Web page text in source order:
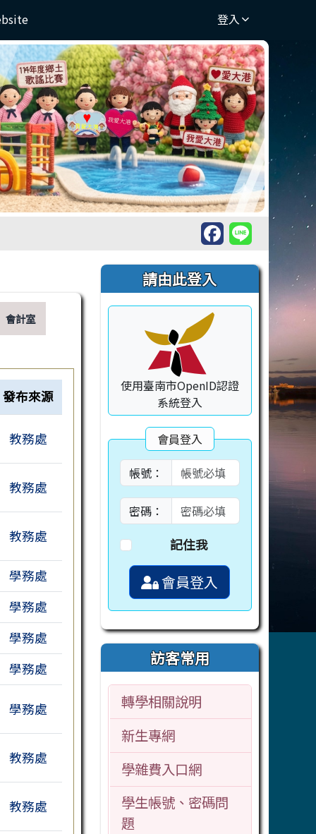
登入
會計室
發布來源
教務處
教務處
教務處
學務處
學務處
學務處
學務處
學務處
教務處
教務處
右邊區域內容
請由此登入
使用臺南市OpenID認證
系統登入
會員登入
帳號：
密碼：
記住我
會員登入
訪客常用
轉學相關說明
新生專網
學雜費入口網
學生帳號、密碼問
題